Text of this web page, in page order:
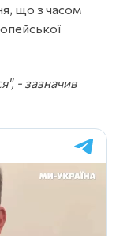
що з часом
- зазначив